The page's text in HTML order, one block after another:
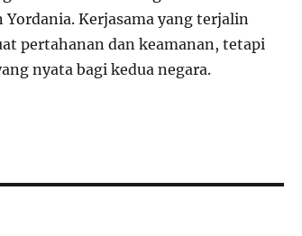
Kerjasama yang terjalin
pertahanan dan keamanan, tetapi
nyata bagi kedua negara.